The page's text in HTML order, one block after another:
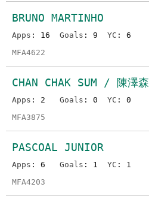
BRUNO MARTINHO
Apps : 16 Goals : 9 YC : 6
MFA4622
CHAN CHAK SUM / 陳澤森
Apps : 2 Goals : 0 YC : 0
MFA3875
PASCOAL JUNIOR
Apps : 6 Goals : 1 YC : 1
MFA4203